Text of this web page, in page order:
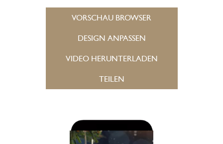
VORSCHAU BROWSER
DESIGN ANPASSEN
VIDEO HERUNTERLADEN
TEILEN